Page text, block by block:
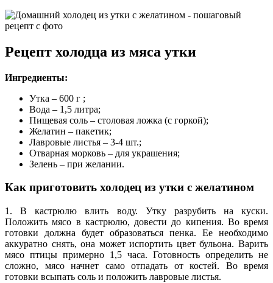
Рецепт холодца из мяса утки
Ингредиенты:
Утка – 600 г ;
Вода – 1,5 литра;
Пищевая соль – столовая ложка (с горкой);
Желатин – пакетик;
Лавровые листья – 3-4 шт.;
Отварная морковь – для украшения;
Зелень – при желании.
Как приготовить холодец из утки с желатином
1. В кастрюлю влить воду. Утку разрубить на куски.
Положить мясо в кастрюлю, довести до кипения. Во время
готовки должна будет образоваться пенка. Ее необходимо
аккуратно снять, она может испортить цвет бульона. Варить
мясо птицы примерно 1,5 часа. Готовность определить не
сложно, мясо начнет само отпадать от костей. Во время
готовки всыпать соль и положить лавровые листья.